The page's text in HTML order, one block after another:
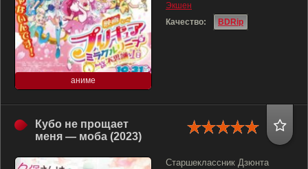
аниме
Экшен
Качество:
BDRip
Кубо не прощает
меня — моба (2023)
Старшеклассник Дзюнта